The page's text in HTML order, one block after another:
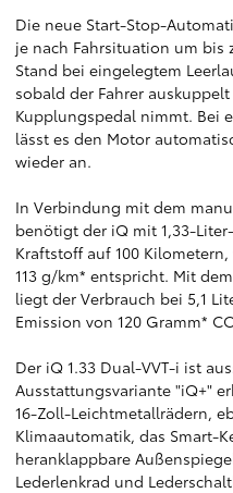
Die neue Start-Stop-
je nach Fahrsituation um bis
Stand bei eingelegtem
sobald der Fahrer
Kupplungspedal nimmt. Bei
lässt es den Motor
wieder an.
In Verbindung mit dem
benötigt der iQ mit 1,33-
Kraftstoff auf 100
113 g/km* entspricht. Mit
liegt der Verbrauch bei 5,1
Emission von 120 Gramm*
Der iQ 1.33 Dual-VVT-i ist
Ausstattungsvariante "iQ+"
16-Zoll-Leichtmetallrädern,
Klimaautomatik, das Smart-
heranklappbare
Lederlenkrad und